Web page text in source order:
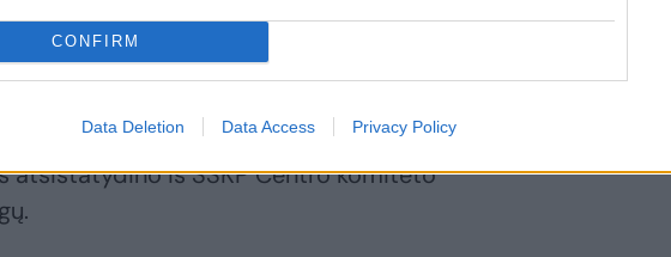
CONFIRM
Data Deletion Data Access Privacy Policy
Aukščiausioji Rada – paskelbė
švenčiama Nepriklausomybės diena.
atsistatydino iš SSKP Centro komiteto